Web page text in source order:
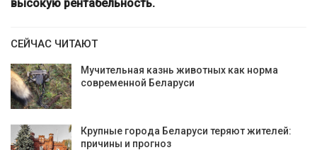
высокую рентабельность.
СЕЙЧАС ЧИТАЮТ
Мучительная казнь животных как норма
современной Беларуси
Крупные города Беларуси теряют жителей:
причины и прогноз